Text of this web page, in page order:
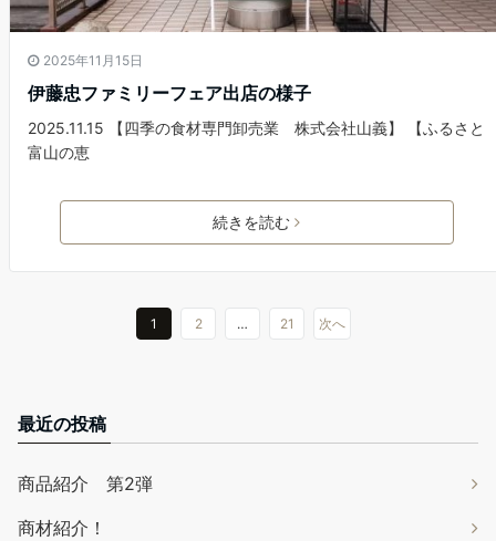
2025年11月15日
伊藤忠ファミリーフェア出店の様子
2025.11.15 【四季の食材専門卸売業 株式会社山義】 【ふるさと
富山の恵
続きを読む
1 2 … 21 次へ
最近の投稿
商品紹介 第2弾
商材紹介！